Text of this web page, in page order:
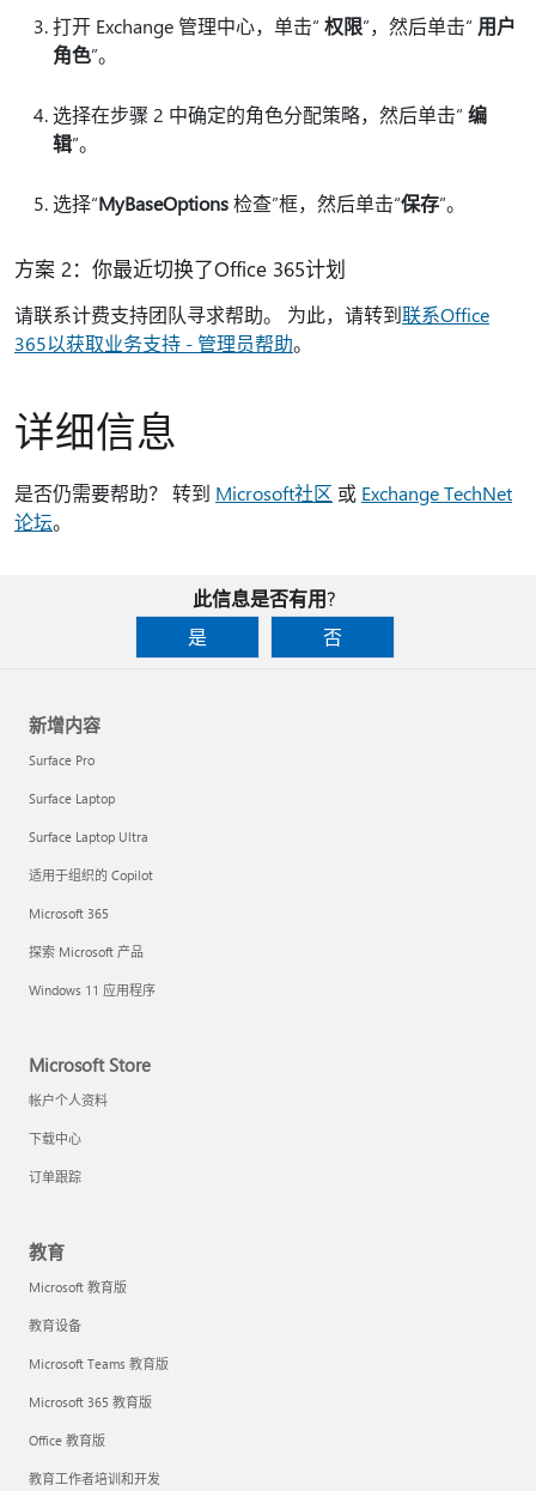
打开 Exchange 管理中心，单击“ 权限”，然后单击“ 用户
角色”。
选择在步骤 2 中确定的角色分配策略，然后单击“ 编
辑”。
选择“MyBaseOptions检查”框，然后单击“保存”。
方案 2：你最近切换了Office 365计划
请联系计费支持团队寻求帮助。 为此，请转到联系Office
365以获取业务支持 - 管理员帮助。
详细信息
是否仍需要帮助？ 转到 Microsoft社区 或 Exchange TechNet
论坛。
此信息是否有用?
是
否
新增内容
Surface Pro
Surface Laptop
Surface Laptop Ultra
适用于组织的 Copilot
Microsoft 365
探索 Microsoft 产品
Windows 11 应用程序
Microsoft Store
帐户个人资料
下载中心
订单跟踪
教育
Microsoft 教育版
教育设备
Microsoft Teams 教育版
Microsoft 365 教育版
Office 教育版
教育工作者培训和开发